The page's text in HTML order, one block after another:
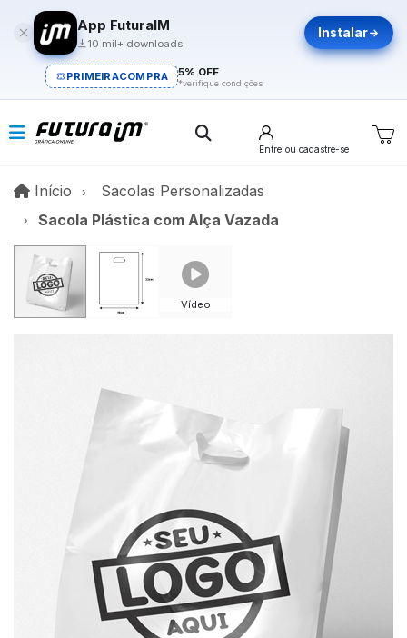
App FuturaIM
10 mil+ downloads
Instalar
PRIMEIRACOMPRA 5% OFF
*verifique condições
Entre ou cadastre-se
Início InícioSacolas Personalizadas
Sacola Plástica com Alça Vazada
Vídeo